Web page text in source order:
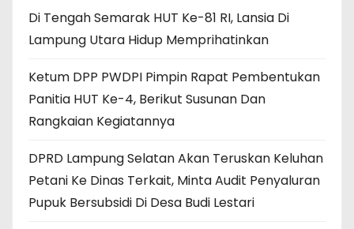
Di Tengah Semarak HUT Ke-81 RI, Lansia Di
Lampung Utara Hidup Memprihatinkan
Ketum DPP PWDPI Pimpin Rapat Pembentukan
Panitia HUT Ke-4, Berikut Susunan Dan
Rangkaian Kegiatannya
DPRD Lampung Selatan Akan Teruskan Keluhan
Petani Ke Dinas Terkait, Minta Audit Penyaluran
Pupuk Bersubsidi Di Desa Budi Lestari